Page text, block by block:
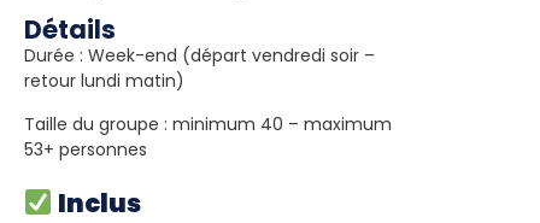
Détails
Durée : Week-end (départ vendredi soir –
retour lundi matin)
Taille du groupe : minimum 40 – maximum
53+ personnes
Inclus